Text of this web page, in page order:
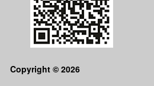
Copyright © 2026